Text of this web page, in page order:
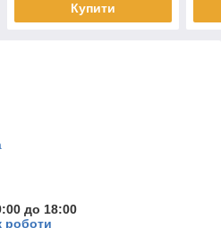
Купити
до 18:00
роботи